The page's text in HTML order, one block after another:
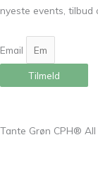
nyeste events, tilbud
Email
Tilmeld
Tante Grøn CPH® All